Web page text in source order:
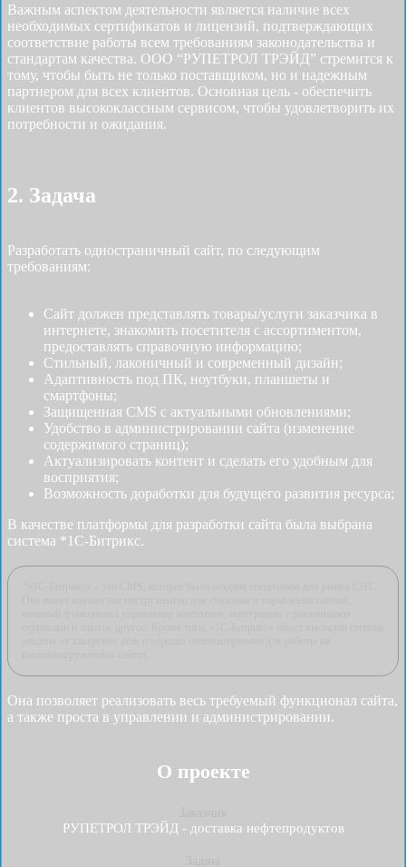
Важным аспектом деятельности является наличие всех
необходимых сертификатов и лицензий, подтверждающих
соответствие работы всем требованиям законодательства и
стандартам качества. ООО “РУПЕТРОЛ ТРЭЙД” стремится к
тому, чтобы быть не только поставщиком, но и надежным
партнером для всех клиентов. Основная цель - обеспечить
клиентов высококлассным сервисом, чтобы удовлетворить их
потребности и ожидания.
2. Задача
Разработать одностраничный сайт, по следующим
требованиям:
Сайт должен представлять товары/услуги заказчика в
интернете, знакомить посетителя с ассортиментом,
предоставлять справочную информацию;
Стильный, лаконичный и современный дизайн;
Адаптивность под ПК, ноутбуки, планшеты и
смартфоны;
Защищенная CMS с актуальными обновлениями;
Удобство в администрировании сайта (изменение
содержимого страниц);
Актуализировать контент и сделать его удобным для
восприятия;
Возможность доработки для будущего развития ресурса;
В качестве платформы для разработки сайта была выбрана
система *1С-Битрикс.
Она позволяет реализовать весь требуемый функционал сайта,
а также проста в управлении и администрировании.
О проекте
РУПЕТРОЛ ТРЭЙД - доставка нефтепродуктов